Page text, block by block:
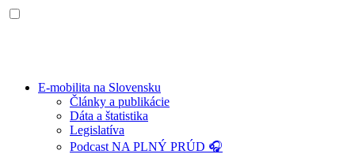
E-mobilita na Slovensku
Články a publikácie
Dáta a štatistika
Legislatíva
Podcast NA PLNÝ PRÚD 🎧